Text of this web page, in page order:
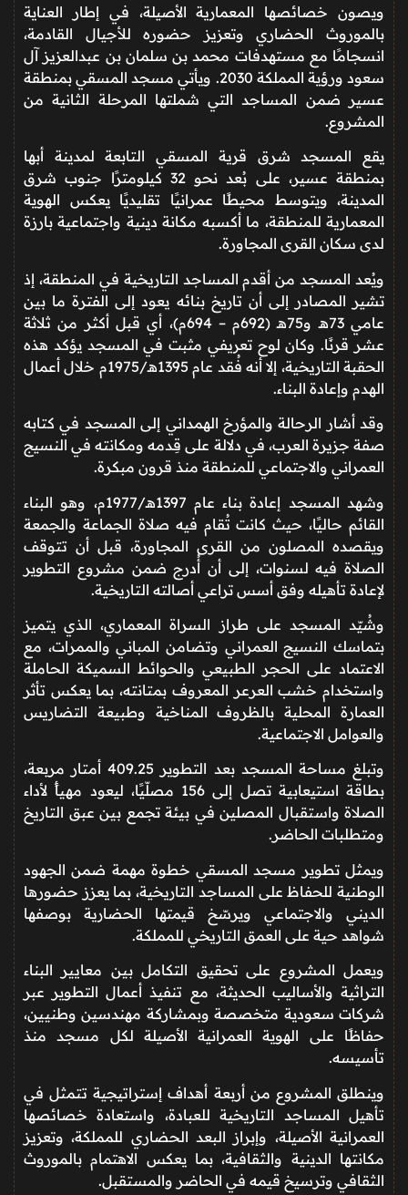
ويصون خصائصها المعمارية الأصيلة، في إطار العناية
بالموروث الحضاري وتعزيز حضوره للأجيال القادمة،
انسجامًا مع مستهدفات محمد بن سلمان بن عبدالعزيز آل
سعود
ورؤية المملكة 2030. ويأتي مسجد المسقي بمنطقة
عسير ضمن المساجد التي شملتها المرحلة الثانية من
المشروع.
يقع المسجد شرق قرية المسقي التابعة لمدينة أبها
بمنطقة عسير
، على بُعد نحو 32 كيلومترًا جنوب شرق
المدينة، ويتوسط محيطًا عمرانيًا تقليديًا يعكس الهوية
المعمارية للمنطقة، ما أكسبه مكانة دينية واجتماعية بارزة
لدى سكان القرى المجاورة.
ويُعد المسجد من أقدم المساجد التاريخية في المنطقة، إذ
تشير المصادر إلى أن تاريخ بنائه يعود إلى الفترة ما بين
عامي 73هـ و75هـ (692م – 694م)، أي قبل أكثر من ثلاثة
عشر قرنًا. وكان لوح تعريفي مثبت في المسجد يؤكد هذه
الحقبة التاريخية، إلا أنه فُقد عام 1395هـ/1975م خلال أعمال
الهدم وإعادة البناء.
وقد أشار الرحالة والمؤرخ الهمداني إلى المسجد في كتابه
صفة جزيرة العرب، في دلالة على قِدمه ومكانته في النسيج
العمراني والاجتماعي للمنطقة منذ قرون مبكرة.
وشهد المسجد إعادة بناء عام 1397هـ/1977م، وهو البناء
القائم حاليًا، حيث كانت تُقام فيه صلاة الجماعة والجمعة
ويقصده المصلون من القرى المجاورة، قبل أن تتوقف
الصلاة فيه لسنوات، إلى أن أُدرج ضمن مشروع التطوير
لإعادة تأهيله وفق أسس تراعي أصالته التاريخية.
وشُيّد المسجد على طراز السراة المعماري، الذي يتميز
بتماسك النسيج العمراني وتضامن المباني والممرات، مع
الاعتماد على الحجر الطبيعي والحوائط السميكة الحاملة
واستخدام خشب العرعر المعروف بمتانته، بما يعكس تأثر
العمارة المحلية بالظروف المناخية وطبيعة التضاريس
والعوامل الاجتماعية.
وتبلغ مساحة المسجد بعد التطوير 409.25 أمتار مربعة،
بطاقة استيعابية تصل إلى 156 مصلّيًا، ليعود مهيأً لأداء
الصلاة واستقبال المصلين في بيئة تجمع بين عبق التاريخ
ومتطلبات الحاضر.
ويمثل تطوير مسجد المسقي خطوة مهمة ضمن الجهود
الوطنية للحفاظ على المساجد التاريخية، بما يعزز حضورها
الديني والاجتماعي ويرسّخ قيمتها الحضارية بوصفها
شواهد حية على العمق التاريخي للمملكة.
ويعمل المشروع على تحقيق التكامل بين معايير البناء
التراثية والأساليب الحديثة، مع تنفيذ أعمال التطوير عبر
شركات سعودية متخصصة وبمشاركة مهندسين وطنيين،
حفاظًا على الهوية العمرانية الأصيلة لكل مسجد منذ
تأسيسه.
وينطلق المشروع من أربعة أهداف إستراتيجية تتمثل في
تأهيل المساجد التاريخية للعبادة، واستعادة خصائصها
العمرانية الأصيلة، وإبراز البعد الحضاري للمملكة، وتعزيز
مكانتها الدينية والثقافية، بما يعكس الاهتمام بالموروث
الثقافي وترسيخ قيمه في الحاضر والمستقبل.